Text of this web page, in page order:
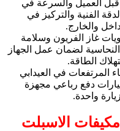
قبل العميل والسرعة في
الفنية والتركيز في
والخارج.
غاز الفريون وسلامة
النحاسية لضمان عمل الجهاز
الطاقة.
المرتفعات في العيدابي
دفع رباعي مجهزة
واحدة.
الاسبلت